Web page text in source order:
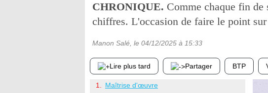
CHRONIQUE. Comme chaque fin de
chiffres. L'occasion de faire le point
Manon Salé , le 04/12/2025 à 15:33
Lire plus tard Partager BTP
Maîtrise d'œuvre